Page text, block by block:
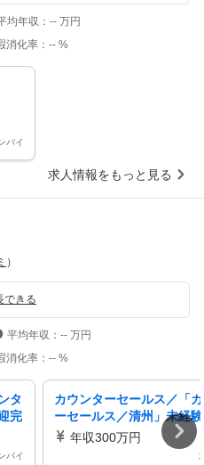
均年収： -- 万円
消化率： -- %
バイ
求人情報をもっと見る
）
できる
平均年収： -- 万円
消化率： -- %
タ
完
バイ
カウンターセールス／「
ーセールス／清州」未経
全反響営業／完休2日制／
万円～／インセン充実
年収300万円